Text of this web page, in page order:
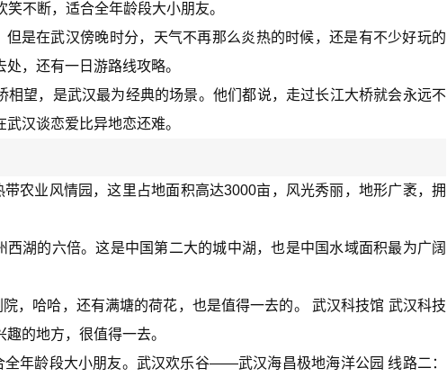
不断，适合全年龄段大小朋友。
是在武汉傍晚时分，天气不再那么炎热的时候，还是有不少好玩的
，还有一日游路线攻略。
望，是武汉最为经典的场景。他们都说，走过长江大桥就会永远不
汉谈恋爱比异地恋还难。
农业风情园，这里占地面积高达3000亩，风光秀丽，地形广袤，拥
湖的六倍。这是中国第二大的城中湖，也是中国水域面积最为广阔
，哈哈，还有满塘的荷花，也是值得一去的。 武汉科技馆 武汉科技
的地方，很值得一去。
年龄段大小朋友。武汉欢乐谷——武汉海昌极地海洋公园 线路二：